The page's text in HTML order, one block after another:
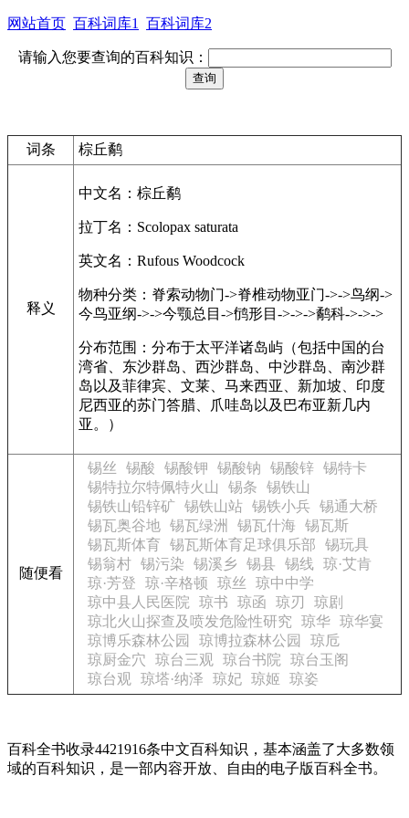
网站首页 百科词库1 百科词库2
请输入您要查询的百科知识：
词条 棕丘鹬
释义
中文名：棕丘鹬
拉丁名：Scolopax saturata
英文名：Rufous Woodcock
物种分类：脊索动物门->脊椎动物亚门->->鸟纲->
今鸟亚纲->->今颚总目->鸻形目->->->鹬科->->->
分布范围：分布于太平洋诸岛屿（包括中国的台
湾省、东沙群岛、西沙群岛、中沙群岛、南沙群
岛以及菲律宾、文莱、马来西亚、新加坡、印度
尼西亚的苏门答腊、爪哇岛以及巴布亚新几内
亚。）
随便看
锡丝 锡酸 锡酸钾 锡酸钠 锡酸锌 锡特卡
锡特拉尔特佩特火山
锡条
锡铁山
锡铁山铅锌矿 锡铁山站 锡铁小兵 锡通大桥
锡瓦奥谷地 锡瓦绿洲 锡瓦什海
锡瓦斯
锡瓦斯体育 锡瓦斯体育足球俱乐部
锡玩具
锡翁村 锡污染 锡溪乡 锡县 锡线
琼·艾肯
琼·芳登
琼·辛格顿 琼丝
琼中中学
琼中县人民医院
琼书 琼函 琼刃
琼剧
琼北火山探查及喷发危险性研究
琼华 琼华宴
琼博乐森林公园
琼博拉森林公园
琼卮
琼厨金穴
琼台三观 琼台书院
琼台玉阁
琼台观
琼塔·纳泽 琼妃 琼姬 琼姿
百科全书收录4421916条中文百科知识，基本涵盖了大多数领
域的百科知识，是一部内容开放、自由的电子版百科全书。